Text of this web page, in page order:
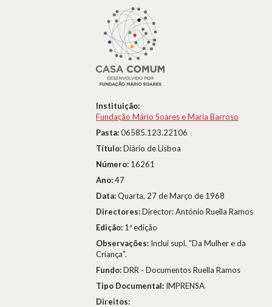
Instituição:
Fundação Mário Soares e Maria Barroso
Pasta:06585.123.22106
Título:Diário de Lisboa
Número: 16261
Ano:47
Data:Quarta, 27 de Março de 1968
Directores:Director: António Ruella Ramos
Edição: 1ª edição
Observações: Inclui supl. "Da Mulher e da
Criança".
Fundo:DRR - Documentos Ruella Ramos
Tipo Documental: IMPRENSA
Direitos: